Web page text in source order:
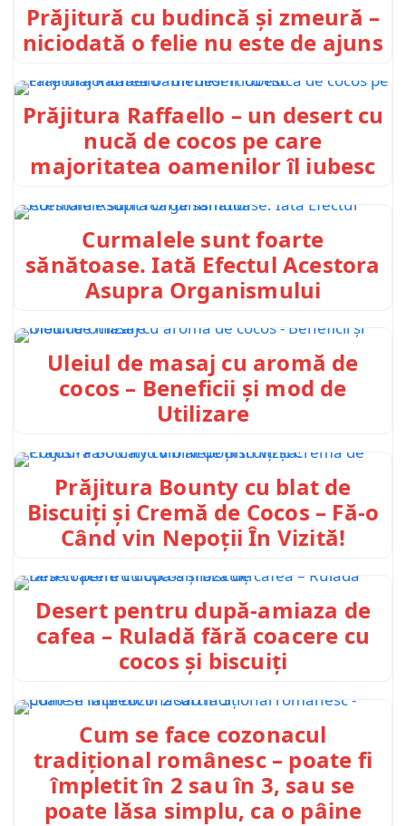
Prăjitură cu budincă și zmeură –
niciodată o felie nu este de ajuns
Prăjitura Raffaello – un desert cu
nucă de cocos pe care
majoritatea oamenilor îl iubesc
Curmalele sunt foarte
sănătoase. Iată Efectul Acestora
Asupra Organismului
Uleiul de masaj cu aromă de
cocos – Beneficii și mod de
Utilizare
Prăjitura Bounty cu blat de
Biscuiți și Cremă de Cocos – Fă-o
Când vin Nepoții În Vizită!
Desert pentru după-amiaza de
cafea – Ruladă fără coacere cu
cocos și biscuiți
Cum se face cozonacul
tradițional românesc – poate fi
împletit în 2 sau în 3, sau se
poate lăsa simplu, ca o pâine